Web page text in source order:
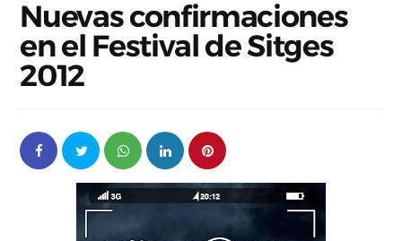
Nuevas confirmaciones
en el Festival de Sitges
2012